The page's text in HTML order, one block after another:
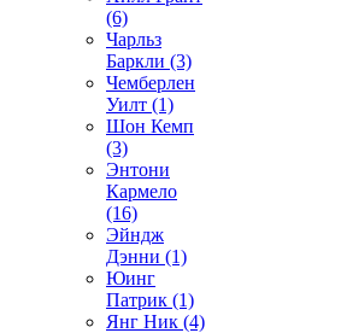
(6)
Чарльз
Баркли (3)
Чемберлен
Уилт (1)
Шон Кемп
(3)
Энтони
Кармело
(16)
Эйндж
Дэнни (1)
Юинг
Патрик (1)
Янг Ник (4)